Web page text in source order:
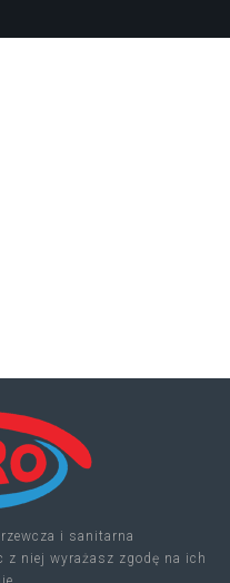
i sanitarna
z niej wyrażasz zgodę na ich